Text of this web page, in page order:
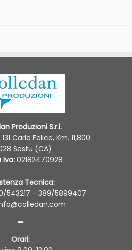
Produzioni S.r.l.
Carlo Felice, Km. 11,800
Sestu (CA)
Iva:02182470928
Tecnica:
543217 - 389/5899407
-
Orari: